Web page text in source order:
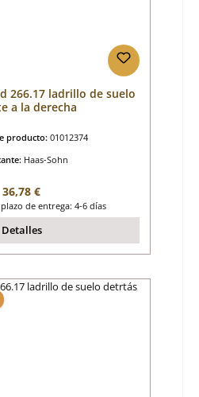
266.17 ladrillo de suelo
a la derecha
producto: 01012374
Haas-Sohn
Precio normal:
36,78 €
de entrega: 4-6 días
Detalles